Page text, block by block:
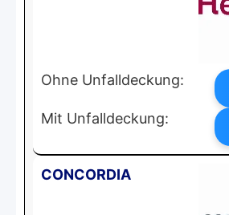
Ohne Unfalldeckung:
Mit Unfalldeckung:
CONCORDIA